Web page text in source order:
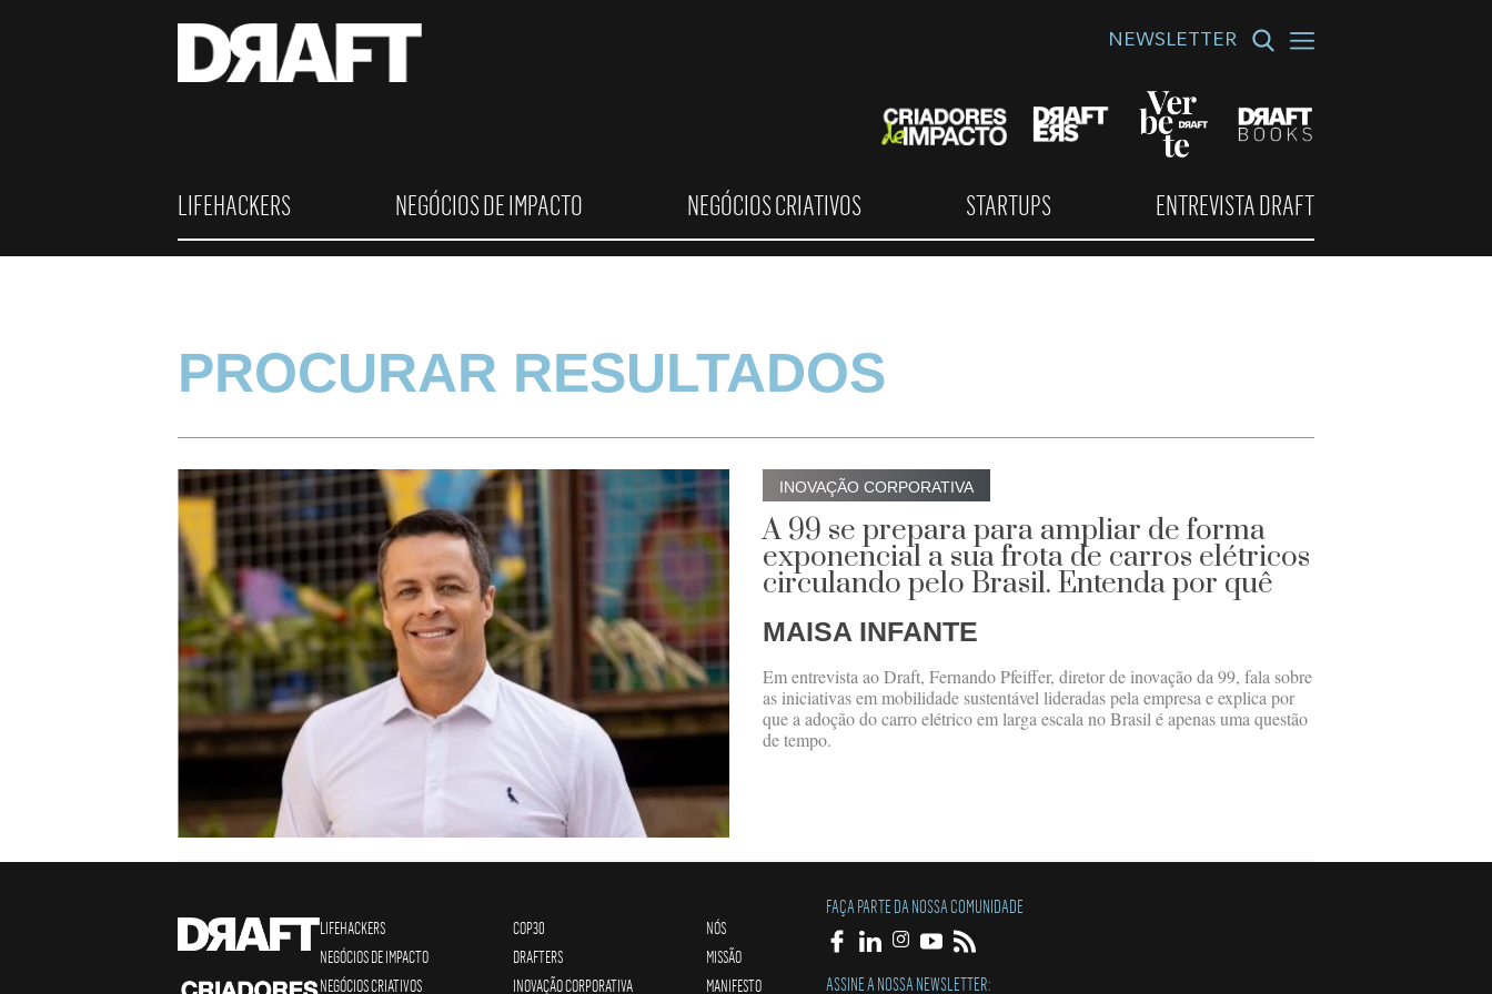
NEWSLETTER
LIFEHACKERS NEGÓCIOS DE IMPACTO NEGÓCIOS CRIATIVOS STARTUPS ENTREVISTA DRAFT
PROCURAR RESULTADOS
INOVAÇÃO CORPORATIVA
A 99 se prepara para ampliar de forma
exponencial a sua frota de carros elétricos
circulando pelo Brasil. Entenda por quê
MAISA INFANTE
Em entrevista ao Draft, Fernando Pfeiffer, diretor de inovação da 99, fala sobre
as iniciativas em mobilidade sustentável lideradas pela empresa e explica por
que a adoção do carro elétrico em larga escala no Brasil é apenas uma questão
de tempo.
LIFEHACKERS
NEGÓCIOS DE IMPACTO
NEGÓCIOS CRIATIVOS
COP30
DRAFTERS
INOVAÇÃO CORPORATIVA
NÓS
MISSÃO
MANIFESTO
FAÇA PARTE DA NOSSA COMUNIDADE
ASSINE A NOSSA NEWSLETTER: